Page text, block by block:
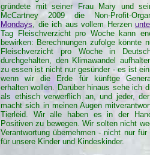
gründete mit seiner Frau Mary und
McCartney 2009 die Non-Profit-
Mondays, die ich aus vollem Herzen
Tag Fleischverzicht pro Woche kann
bewirken: Berechnungen zufolge könnte
Fleischverzicht pro Woche in
durchgehalten, den Klimawandel
zu essen ist nicht nur gesünder - es ist
wenn wir die Erde für künftge
erhalten wollen. Darüber hinaus sehe ich
als ethisch verwerflich an, und jeder,
macht sich in meinen Augen
Tierleid. Wir alle haben es in der
Positiven zu bewegen. Wir solten nicht
Verantwortung übernehmen - nicht nur
für unsere Kinder und Kindeskinder.